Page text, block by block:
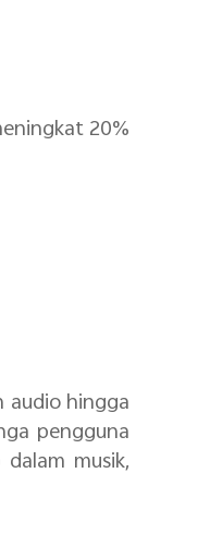
20%
audio hingga
pengguna
musik,